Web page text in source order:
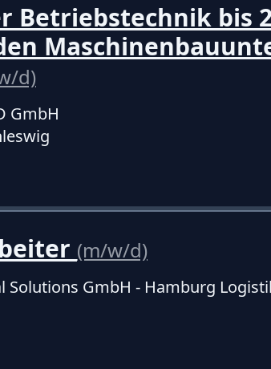
Betriebstechnik bis
d)
GmbH
(m/w/d)
Solutions GmbH - Hamburg